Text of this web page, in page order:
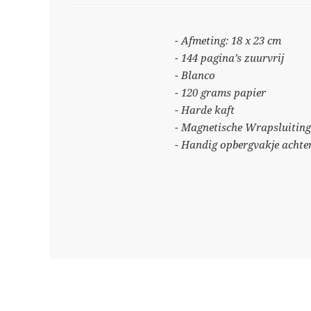
- Afmeting: 18 x 23 cm
- 144 pagina’s zuurvrij
- Blanco
- 120 grams papier
- Harde kaft
- Magnetische Wrapsluiting
- Handig opbergvakje